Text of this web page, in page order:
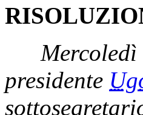
Mercoledì
presidente